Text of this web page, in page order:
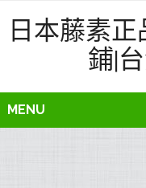
日本藤素
鋪|
MENU